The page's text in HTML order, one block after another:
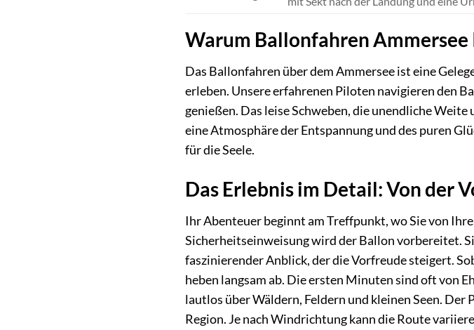
Warum Ballonfahren
Das Ballonfahren über dem Ammersee ist eine
erleben. Unsere erfahrenen Piloten navigieren den
genießen. Das leise Schweben, die unendliche
eine Atmosphäre der Entspannung und des puren
für die Seele.
Das Erlebnis im Detail: Von der
Ihr Abenteuer beginnt am Treffpunkt, wo Sie von
Sicherheitseinweisung wird der Ballon vorbereitet.
faszinierender Anblick, der die Vorfreude steigert.
heben langsam ab. Die ersten Minuten sind oft von
lautlos über Wäldern, Feldern und kleinen Seen.
Region. Je nach Windrichtung kann die Route